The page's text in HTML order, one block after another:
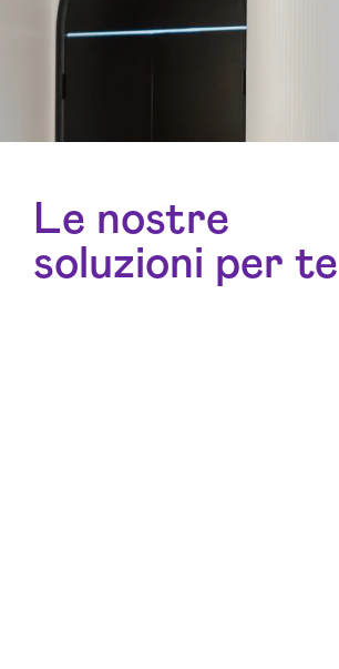
Le nostre
soluzioni per te